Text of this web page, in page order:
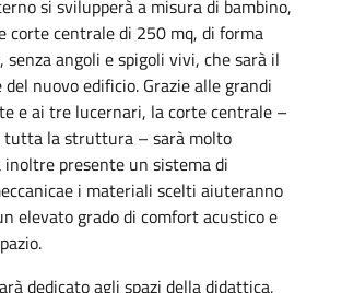
si svilupperà a misura di bambino,
corte centrale di 250 mq, di forma
senza angoli e spigoli vivi, che sarà il
nuovo edificio. Grazie alle grandi
e ai tre lucernari, la corte centrale –
tutta la struttura – sarà molto
inoltre presente un sistema di
i materiali scelti aiuteranno
elevato grado di comfort acustico e
dedicato agli spazi della didattica,